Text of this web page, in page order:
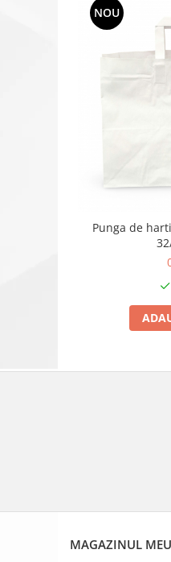
NOU
Punga de
MAGAZINUL MEU